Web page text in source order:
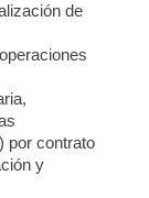
de
por contrato
y